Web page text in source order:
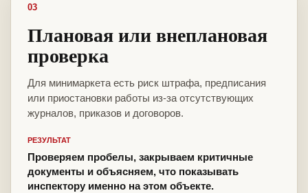
03
Плановая или внеплановая
проверка
Для минимаркета есть риск штрафа, предписания
или приостановки работы из-за отсутствующих
журналов, приказов и договоров.
РЕЗУЛЬТАТ
Проверяем пробелы, закрываем критичные
документы и объясняем, что показывать
инспектору именно на этом объекте.